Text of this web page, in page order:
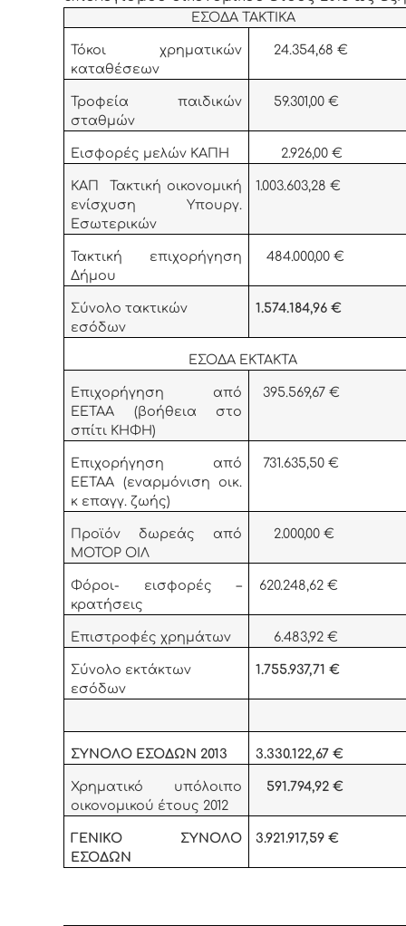
ΕΣΟΔΑ ΤΑΚΤΙΚΑ
Τόκοι χρηματικών
καταθέσεων
24.354,68 €
Τροφεία παιδικών
σταθμών
59.301,00 €
Εισφορές μελών ΚΑΠΗ 2.926,00 €
ΚΑΠ Τακτική οικονομική
ενίσχυση Υπουργ.
Εσωτερικών
1.003.603,28 €
Τακτική επιχορήγηση
Δήμου
484.000,00 €
Σύνολο τακτικών
εσόδων
1.574.184,96 €
ΕΣΟΔΑ ΕΚΤΑΚΤΑ
Επιχορήγηση από
ΕΕΤΑΑ (βοήθεια στο
σπίτι ΚΗΦΗ)
395.569,67 €
Επιχορήγηση από
ΕΕΤΑΑ (εναρμόνιση οικ.
κ επαγγ. ζωής)
731.635,50 €
Προϊόν δωρεάς από
ΜΟΤΟΡ ΟΙΛ
2.000,00 €
Φόροι- εισφορές –
κρατήσεις
620.248,62 €
Επιστροφές χρημάτων 6.483,92 €
Σύνολο εκτάκτων
εσόδων
1.755.937,71 €
ΣΥΝΟΛΟ ΕΣΟΔΩΝ 2013 3.330.122,67 €
Χρηματικό υπόλοιπο
οικονομικού έτους 2012
591.794,92 €
ΓΕΝΙΚΟ ΣΥΝΟΛΟ
ΕΣΟΔΩΝ
3.921.917,59 €